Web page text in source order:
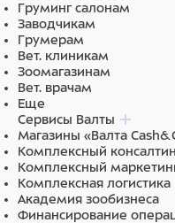
Груминг салонам
Заводчикам
Грумерам
Вет. клиникам
Зоомагазинам
Вет. врачам
Еще
Сервисы Валты
Магазины «Валта
Комплексный
Комплексный
Комплексная логистика
Академия зообизнеса
Финансирование